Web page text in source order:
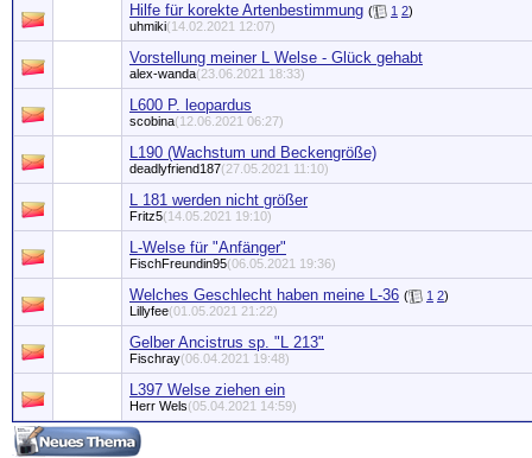
Hilfe für korekte Artenbestimmung ( 1 2)
uhmiki(14.02.2021 12:07)
Vorstellung meiner L Welse - Glück gehabt
alex-wanda(23.06.2021 18:33)
L600 P. leopardus
scobina(12.06.2021 06:27)
L190 (Wachstum und Beckengröße)
deadlyfriend187(27.05.2021 11:10)
L 181 werden nicht größer
Fritz5(14.05.2021 19:10)
L-Welse für "Anfänger"
FischFreundin95(06.05.2021 19:36)
Welches Geschlecht haben meine L-36 ( 1 2)
Lillyfee(01.05.2021 21:22)
Gelber Ancistrus sp. "L 213"
Fischray(06.04.2021 19:48)
L397 Welse ziehen ein
Herr Wels(05.04.2021 14:59)